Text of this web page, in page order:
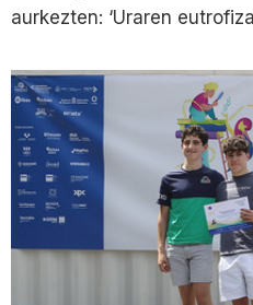
aurkezten: ‘Uraren